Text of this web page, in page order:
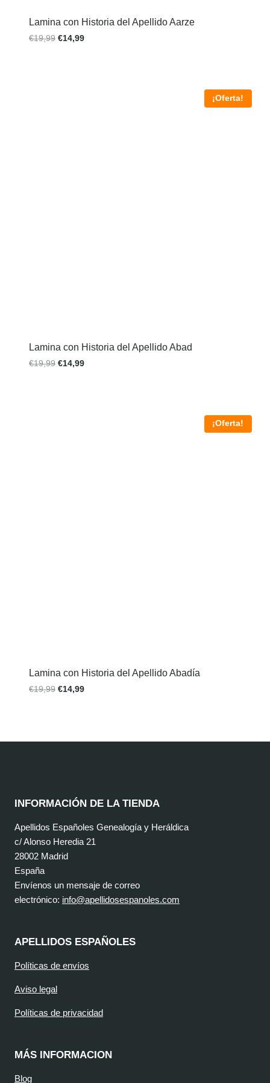
Lamina con Historia del Apellido Aarze
€19,99 €14,99
¡Oferta!
Lamina con Historia del Apellido Abad
€19,99 €14,99
¡Oferta!
Lamina con Historia del Apellido Abadía
€19,99 €14,99
INFORMACIÓN DE LA TIENDA
Apellidos Españoles Genealogía y Heráldica
c/ Alonso Heredia 21
28002 Madrid
España
Envíenos un mensaje de correo
electrónico: info@apellidosespanoles.com
APELLIDOS ESPAÑOLES
Políticas de envíos
Aviso legal
Políticas de privacidad
MÁS INFORMACION
Blog